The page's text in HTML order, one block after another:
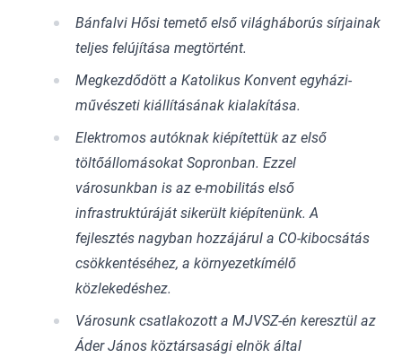
Bánfalvi Hősi temető első világháborús sírjainak
teljes felújítása megtörtént.
Megkezdődött a Katolikus Konvent egyházi-
művészeti kiállításának kialakítása.
Elektromos autóknak kiépítettük az első
töltőállomásokat Sopronban. Ezzel
városunkban is az e-mobilitás első
infrastruktúráját sikerült kiépítenünk. A
fejlesztés nagyban hozzájárul a CO-kibocsátás
csökkentéséhez, a környezetkímélő
közlekedéshez.
Városunk csatlakozott a MJVSZ-én keresztül az
Áder János köztársasági elnök által